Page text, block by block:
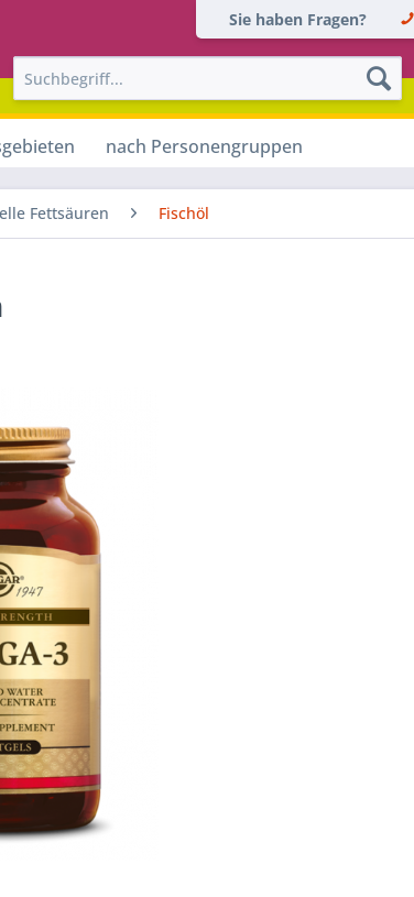
Sie haben Fragen?
nach Personengruppen
Fettsäuren Fischöl